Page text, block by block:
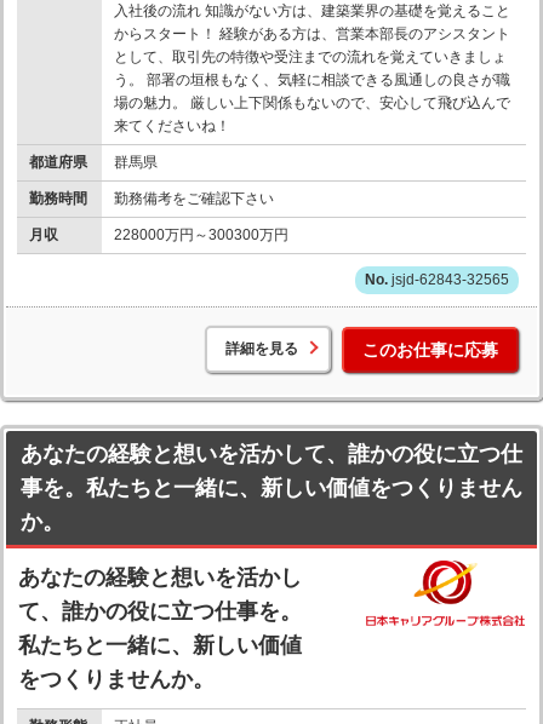
入社後の流れ 知識がない方は、建築業界の基礎を覚えること
からスタート！ 経験がある方は、営業本部長のアシスタント
として、取引先の特徴や受注までの流れを覚えていきましょ
う。 部署の垣根もなく、気軽に相談できる風通しの良さが職
場の魅力。 厳しい上下関係もないので、安心して飛び込んで
来てくださいね！
都道府県 群馬県
勤務時間 勤務備考をご確認下さい
月収 228000万円～300300万円
jsjd-62843-32565
詳細を見る このお仕事に応募
あなたの経験と想いを活かして、誰かの役に立つ仕
事を。私たちと一緒に、新しい価値をつくりません
か。
あなたの経験と想いを活かし
て、誰かの役に立つ仕事を。
私たちと一緒に、新しい価値
をつくりませんか。